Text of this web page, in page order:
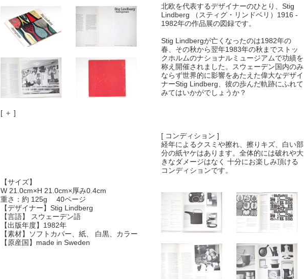
[ ＋ ]
【サイズ】
W 21.0cm×H 21.0cm×厚み0.4cm
重さ：約 125g 40ページ
【デザイナー】Stig Lindberg
【言語】 スウェーデン語
【出版年度】1982年
【素材】ソフトカバー、紙、 白黒、カラー
【原産国】made in Sweden
北欧を代表するデザイナーのひとり、Stig
Lindberg （スティグ・リンドベリ）1916 -
1982年の作品展の図録です。
Stig Lindbergが亡くなったのは1982年の
春、その秋から翌年1983年の秋までストッ
クホルムのナショナルミュージアムで功績を
称え開催されました。スウェーデン国内のみ
ならず世界的に影響をあたえた偉大なデザイ
ナーStig Lindberg、彼の歩んだ軌跡にふれて
みてはいかがでしょうか？
[ コンディション ]
経年によるクスミや擦れ、擦りキズ、白い部
分の紙ヤケはあります。全体的には破れや大
きなダメージはなく 十分にお楽しみ頂ける
コンディションです。